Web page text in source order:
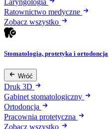
Ratownictwo medyczne
Zobacz wszystko
Stomatologia, protetyka i ortodoncja
Wróć
Druk 3D
Gabinet stomatologiczny
Ortodoncja
Pracownia protetyczna
Zobacz wszystko